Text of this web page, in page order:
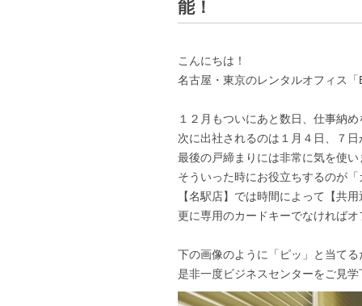
能！
こんにちは！
名古屋・東京のレンタルオフィス
１２月もついにあと数日、仕事納
次に出社されるのは１月４日、７
最後の戸締まりには非常に気を使い
そういった時にお役立ちするのが
【名駅店】では時間によって【共
更に専用のカードキーでなければ
下の画像のように「ピッ」と当て
是非一度ビジネスセンターをご見学